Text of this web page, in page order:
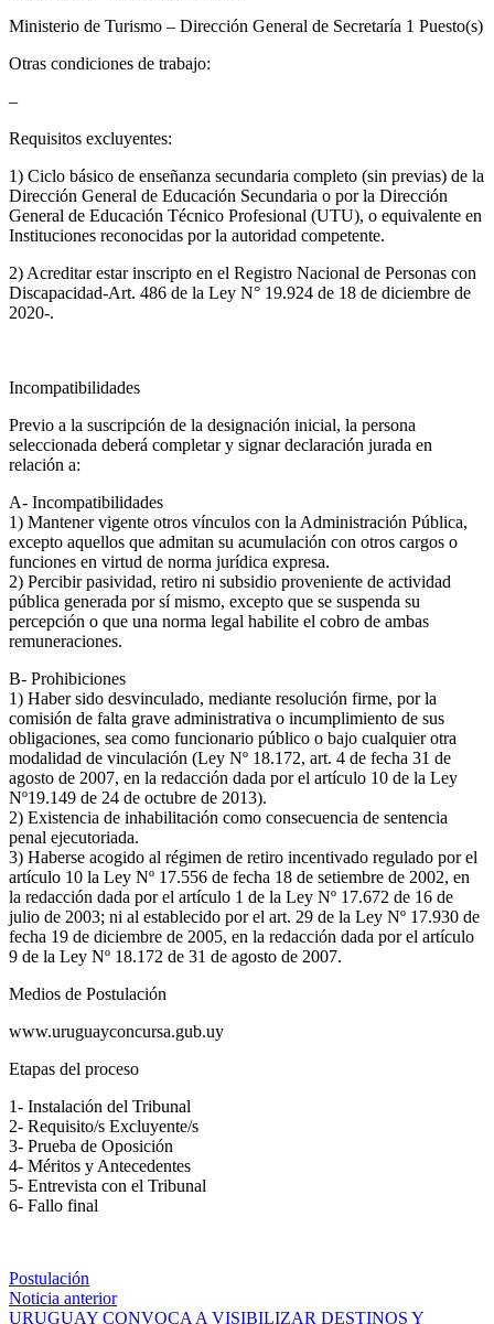
Ministerio de Turismo – Dirección General de Secretaría 1 Puesto(s)
Otras condiciones de trabajo:
–
Requisitos excluyentes:
1) Ciclo básico de enseñanza secundaria completo (sin previas) de la
Dirección General de Educación Secundaria o por la Dirección
General de Educación Técnico Profesional (UTU), o equivalente en
Instituciones reconocidas por la autoridad competente.
2) Acreditar estar inscripto en el Registro Nacional de Personas con
Discapacidad-Art. 486 de la Ley N° 19.924 de 18 de diciembre de
2020-.
Incompatibilidades
Previo a la suscripción de la designación inicial, la persona
seleccionada deberá completar y signar declaración jurada en
relación a:
A- Incompatibilidades
1) Mantener vigente otros vínculos con la Administración Pública,
excepto aquellos que admitan su acumulación con otros cargos o
funciones en virtud de norma jurídica expresa.
2) Percibir pasividad, retiro ni subsidio proveniente de actividad
pública generada por sí mismo, excepto que se suspenda su
percepción o que una norma legal habilite el cobro de ambas
remuneraciones.
B- Prohibiciones
1) Haber sido desvinculado, mediante resolución firme, por la
comisión de falta grave administrativa o incumplimiento de sus
obligaciones, sea como funcionario público o bajo cualquier otra
modalidad de vinculación (Ley Nº 18.172, art. 4 de fecha 31 de
agosto de 2007, en la redacción dada por el artículo 10 de la Ley
Nº19.149 de 24 de octubre de 2013).
2) Existencia de inhabilitación como consecuencia de sentencia
penal ejecutoriada.
3) Haberse acogido al régimen de retiro incentivado regulado por el
artículo 10 la Ley Nº 17.556 de fecha 18 de setiembre de 2002, en
la redacción dada por el artículo 1 de la Ley Nº 17.672 de 16 de
julio de 2003; ni al establecido por el art. 29 de la Ley Nº 17.930 de
fecha 19 de diciembre de 2005, en la redacción dada por el artículo
9 de la Ley Nº 18.172 de 31 de agosto de 2007.
Medios de Postulación
www.uruguayconcursa.gub.uy
Etapas del proceso
1- Instalación del Tribunal
2- Requisito/s Excluyente/s
3- Prueba de Oposición
4- Méritos y Antecedentes
5- Entrevista con el Tribunal
6- Fallo final
Postulación
Continue
Noticia anterior
URUGUAY CONVOCA A VISIBILIZAR DESTINOS Y